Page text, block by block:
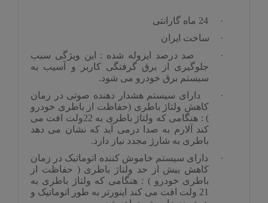
·
·
ساخت ایران
·
صد درصد ایزوله شده : این ویژگی سبب
جلوگیری از برق گرفتگی کاربر و آسیب به
سیستم برق خودرو می شود.
·
دارای سیستم هشدار دهنده صوتی در زمان
کاهش ولتاژ باطری (حفاظت از باطری خودرو
) : هنگامی که ولتاژ باطری به 22ولت افت می
کند آلارم به صدا درمی آید که نشان می دهد
باطری به شارژ مجدد نیاز دارد.
·
دارای سیستم خاموش کننده اتوماتیک در زمان
کاهش بیش از حد ولتاژ باطری ( حفاظت از
باطری خودرو ) : هنگامی که ولتاژ باطری به
21 ولت افت می کند اینورتر به طور اتوماتیک و